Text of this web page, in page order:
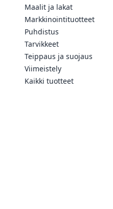
Maalit ja lakat
Markkinointituotteet
Puhdistus
Tarvikkeet
Teippaus ja suojaus
Viimeistely
Kaikki tuotteet